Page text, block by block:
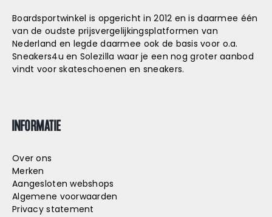
Boardsportwinkel is opgericht in 2012 en is daarmee één
van de oudste prijsvergelijkingsplatformen van
Nederland en legde daarmee ook de basis voor o.a.
Sneakers4u en Solezilla waar je een nog groter aanbod
vindt voor skateschoenen en sneakers.
INFORMATIE
Over ons
Merken
Aangesloten webshops
Algemene voorwaarden
Privacy statement